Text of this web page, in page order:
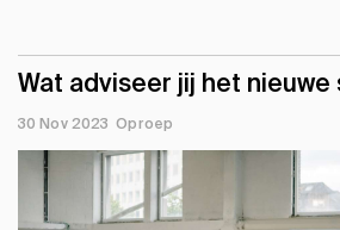
Wat adviseer jij het
30 Nov 2023 Oproep